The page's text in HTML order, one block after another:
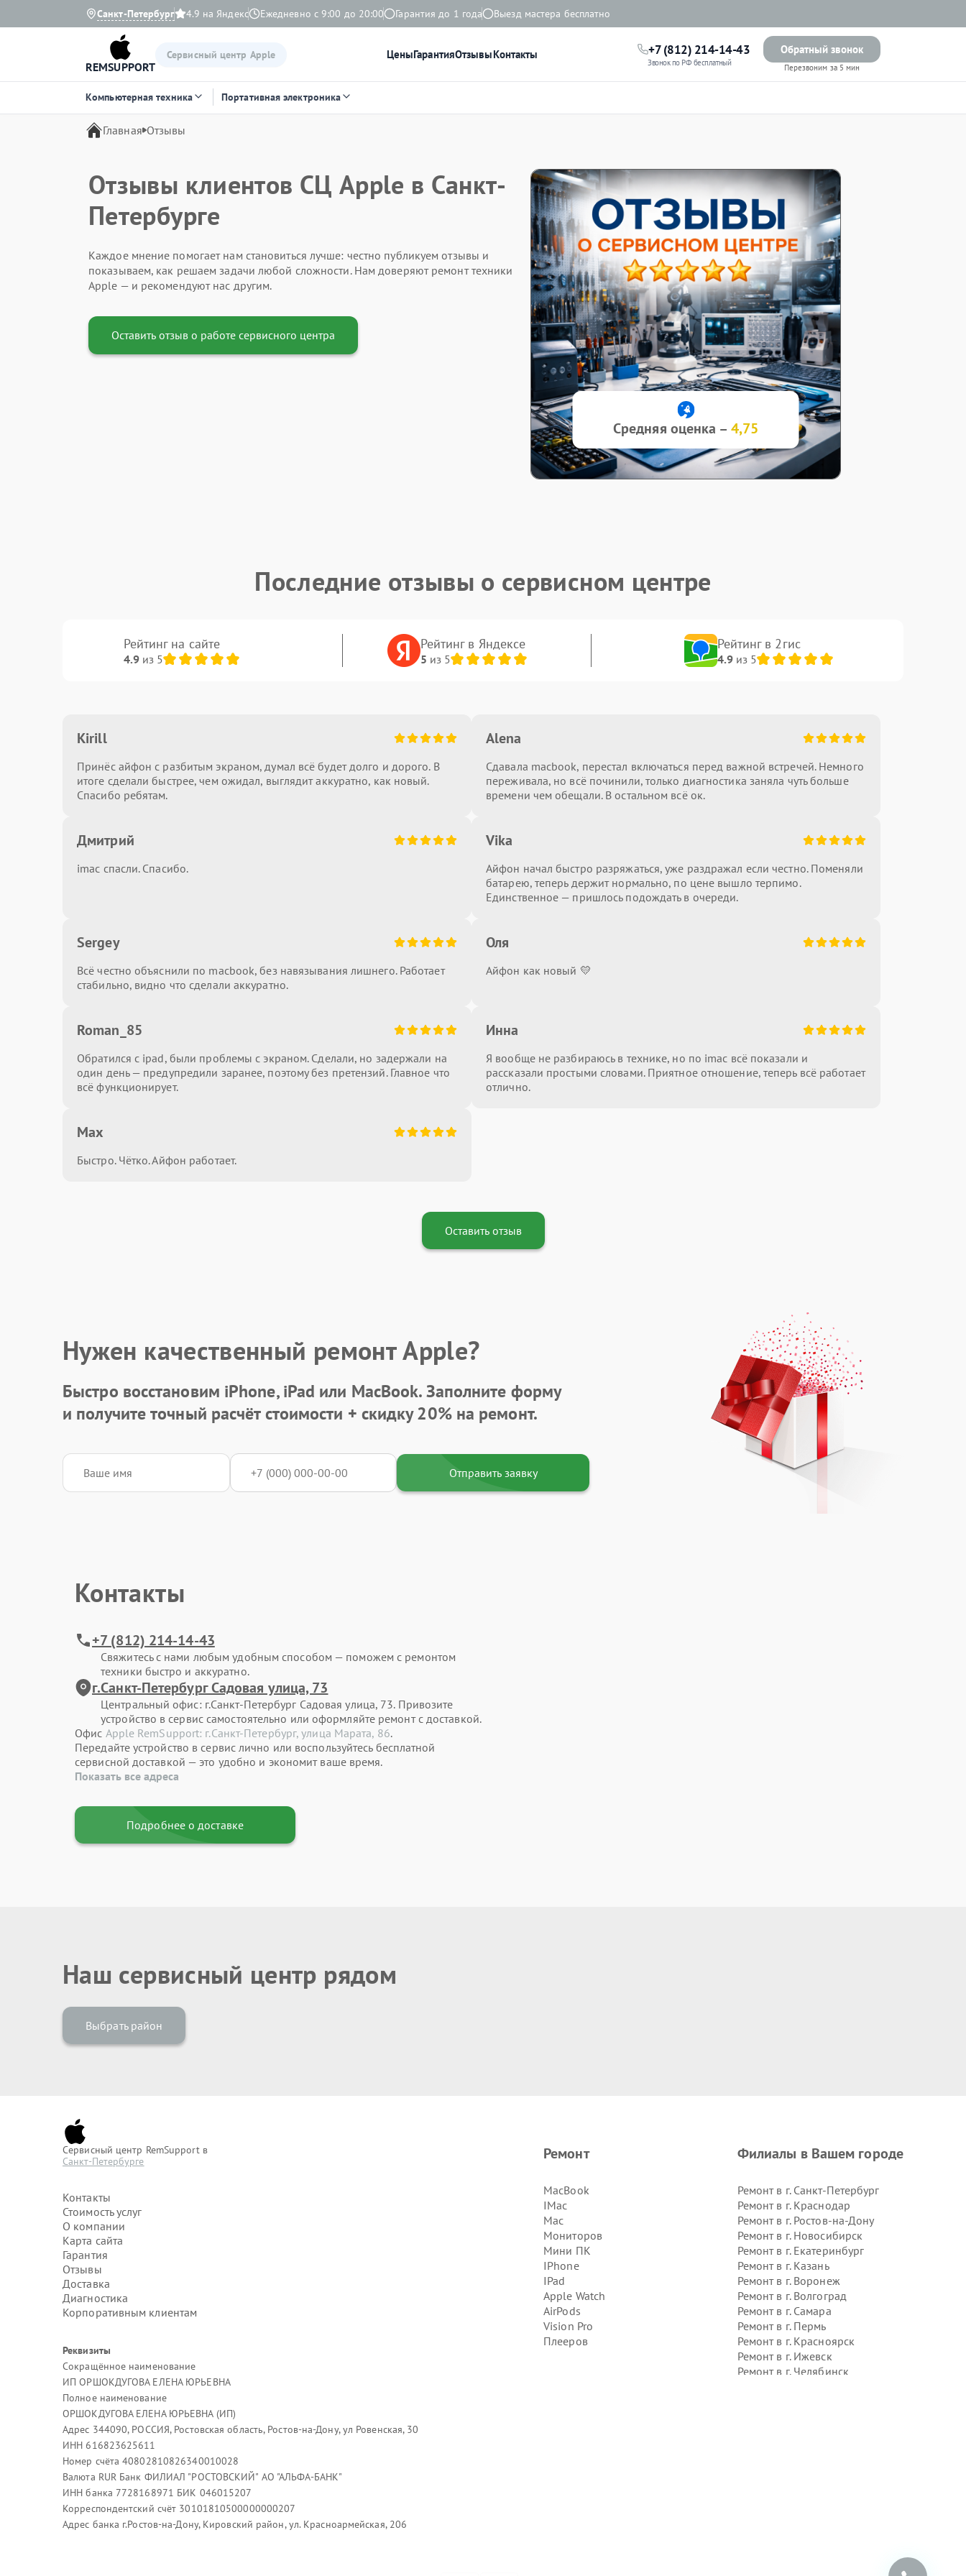
Санкт-Петербург 4.9 на Яндекс Ежедневно с 9:00 до 20:00 Гарантия до 1 года Выезд мастера бесплатно
REMSUPPORT
Сервисный центр Apple ЦеныГарантияОтзывыКонтакты +7 (812) 214-14-43
Звонок по РФ бесплатный
Обратный звонок
Перезвоним за 5 мин
Компьютерная техника Портативная электроника
Главная Отзывы
Отзывы клиентов СЦ Apple в Санкт-
Петербурге
Каждое мнение помогает нам становиться лучше: честно публикуем отзывы и
показываем, как решаем задачи любой сложности. Нам доверяют ремонт техники
Apple — и рекомендуют нас другим.
Оставить отзыв о работе сервисного центра
Средняя оценка – 4,75
Последние отзывы о сервисном центре
Рейтинг на сайте
4.9из 5
Рейтинг в Яндексе
5 из 5
Рейтинг в 2гис
4.9из 5
Kirill
Принёс айфон с разбитым экраном, думал всё будет долго и дорого. В
итоге сделали быстрее, чем ожидал, выглядит аккуратно, как новый.
Спасибо ребятам.
Alena
Сдавала macbook, перестал включаться перед важной встречей. Немного
переживала, но всё починили, только диагностика заняла чуть больше
времени чем обещали. В остальном всё ок.
Дмитрий
imac спасли. Спасибо.
Vika
Айфон начал быстро разряжаться, уже раздражал если честно. Поменяли
батарею, теперь держит нормально, по цене вышло терпимо.
Единственное — пришлось подождать в очереди.
Sergey
Всё честно объяснили по macbook, без навязывания лишнего. Работает
стабильно, видно что сделали аккуратно.
Оля
Айфон как новый 💛
Roman_85
Обратился с ipad, были проблемы с экраном. Сделали, но задержали на
один день — предупредили заранее, поэтому без претензий. Главное что
всё функционирует.
Инна
Я вообще не разбираюсь в технике, но по imac всё показали и
рассказали простыми словами. Приятное отношение, теперь всё работает
отлично.
Max
Быстро. Чётко. Айфон работает.
Оставить отзыв
Нужен качественный ремонт Apple?
Быстро восстановим iPhone, iPad или MacBook.Заполните форму
и получите точный расчёт стоимости + скидку 20%на ремонт.
Отправить заявку
Контакты
+7 (812) 214-14-43
Свяжитесь с нами любым удобным способом — поможем с ремонтом
техники быстро и аккуратно.
г.Санкт-Петербург Садовая улица, 73
Центральный офис: г.Санкт-Петербург Садовая улица, 73. Привозите
устройство в сервис самостоятельно или оформляйте ремонт с доставкой.
Офис Apple RemSupport: г.Санкт-Петербург, улица Марата, 86.
Передайте устройство в сервис лично или воспользуйтесь бесплатной
сервисной доставкой — это удобно и экономит ваше время.
Показать все адреса
Подробнее о доставке
Наш сервисный центр рядом
Выбрать район
Сервисный центр RemSupport в
Санкт-Петербурге
Контакты
Стоимость услуг
О компании
Карта сайта
Гарантия
Отзывы
Доставка
Диагностика
Корпоративным клиентам
Реквизиты
Сокращённое наименование
ИП ОРШОКДУГОВА ЕЛЕНА ЮРЬЕВНА
Полное наименование
ОРШОКДУГОВА ЕЛЕНА ЮРЬЕВНА (ИП)
Адрес 344090, РОССИЯ, Ростовская область, Ростов-на-Дону, ул Ровенская, 30
ИНН 616823625611
Номер счёта 40802810826340010028
Валюта RUR Банк ФИЛИАЛ "РОСТОВСКИЙ" АО "АЛЬФА-БАНК"
ИНН банка 7728168971 БИК 046015207
Корреспондентский счёт 30101810500000000207
Адрес банка г.Ростов-на-Дону, Кировский район, ул. Красноармейская, 206
Ремонт
MacBook
IMac
Mac
Мониторов
Мини ПК
IPhone
IPad
Apple Watch
AirPods
Vision Pro
Плееров
Филиалы в Вашем городе
Ремонт в г. Санкт-Петербург
Ремонт в г. Краснодар
Ремонт в г. Ростов-на-Дону
Ремонт в г. Новосибирск
Ремонт в г. Екатеринбург
Ремонт в г. Казань
Ремонт в г. Воронеж
Ремонт в г. Волгоград
Ремонт в г. Самара
Ремонт в г. Пермь
Ремонт в г. Красноярск
Ремонт в г. Ижевск
Ремонт в г. Челябинск